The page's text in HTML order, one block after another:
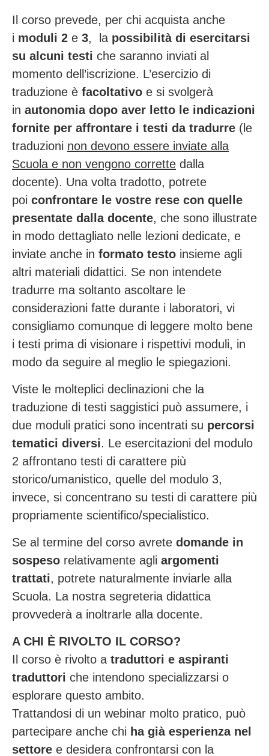
Il corso prevede, per chi acquista anche
i moduli 2 e 3, la possibilità di esercitarsi
su alcuni testi che saranno inviati al
momento dell’iscrizione. L’esercizio di
traduzione è facoltativo e si svolgerà
in autonomia dopo aver letto le indicazioni
fornite per affrontare i testi da tradurre (le
traduzioni non devono essere inviate alla
Scuola e non vengono corrette dalla
docente). Una volta tradotto, potrete
poi confrontare le vostre rese con quelle
presentate dalla docente, che sono illustrate
in modo dettagliato nelle lezioni dedicate, e
inviate anche in formato testo insieme agli
altri materiali didattici. Se non intendete
tradurre ma soltanto ascoltare le
considerazioni fatte durante i laboratori, vi
consigliamo comunque di leggere molto bene
i testi prima di visionare i rispettivi moduli, in
modo da seguire al meglio le spiegazioni.
Viste le molteplici declinazioni che la
traduzione di testi saggistici può assumere, i
due moduli pratici sono incentrati su percorsi
tematici diversi. Le esercitazioni del modulo
2 affrontano testi di carattere più
storico/umanistico, quelle del modulo 3,
invece, si concentrano su testi di carattere più
propriamente scientifico/specialistico.
Se al termine del corso avrete domande in
sospeso relativamente agli argomenti
trattati, potrete naturalmente inviarle alla
Scuola. La nostra segreteria didattica
provvederà a inoltrarle alla docente.
A CHI È RIVOLTO IL CORSO?
Il corso è rivolto a traduttori e aspiranti
traduttori che intendono specializzarsi o
esplorare questo ambito.
Trattandosi di un webinar molto pratico, può
partecipare anche chi ha già esperienza nel
settore e desidera confrontarsi con la